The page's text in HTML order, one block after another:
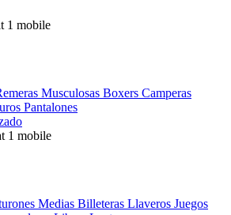
Musculosas Boxers Camperas
Pantalones
Medias Billeteras Llaveros Juegos